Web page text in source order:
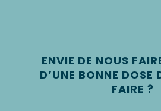
ENVIE DE NOUS
D’UNE BONNE DOSE
FAIRE ?